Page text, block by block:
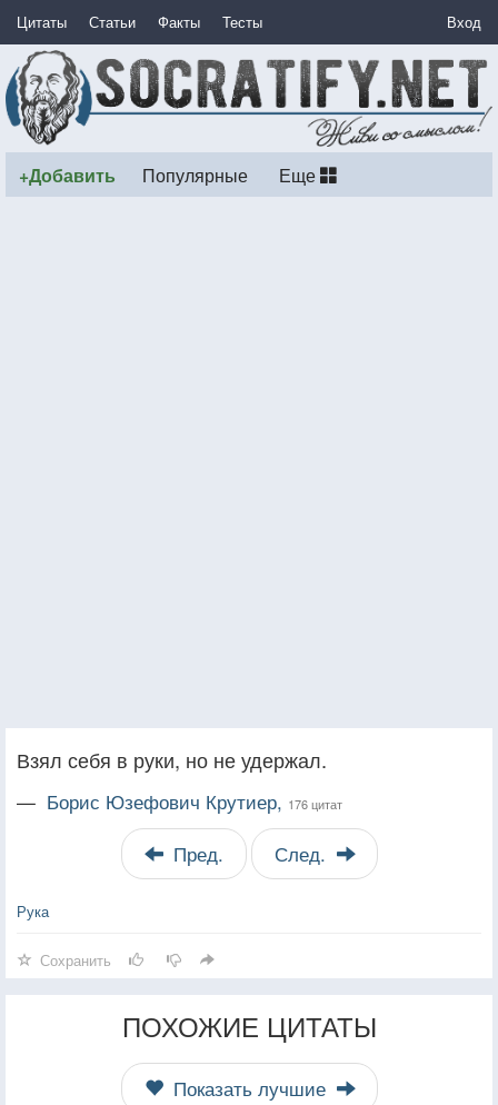
Цитаты Статьи Факты Тесты Вход
+Добавить Популярные Еще
Взял себя в руки, но не удержал.
— Борис Юзефович Крутиер, 176 цитат
Пред. След.
Рука
Сохранить
ПОХОЖИЕ ЦИТАТЫ
Показать лучшие